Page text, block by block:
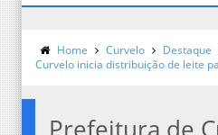
Home Curvelo Destaque
Curvelo inicia distribuição de leite